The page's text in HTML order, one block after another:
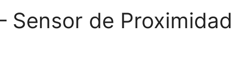
Sensor de Proximidad